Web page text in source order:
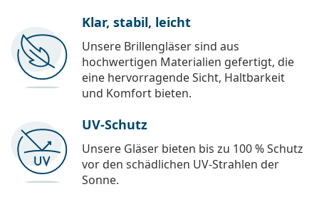
Klar, stabil, leicht
Unsere Brillengläser sind aus
hochwertigen Materialien gefertigt, die
eine hervorragende Sicht, Haltbarkeit
und Komfort bieten.
UV-Schutz
Unsere Gläser bieten bis zu 100 % Schutz
vor den schädlichen UV-Strahlen der
Sonne.